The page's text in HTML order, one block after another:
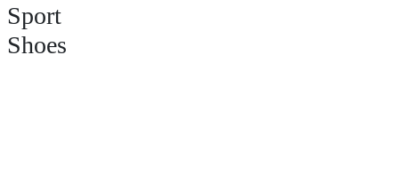
Sport
Shoes